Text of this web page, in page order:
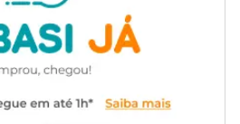
glúten de trigo, fígado de frango,
separada de frango,
fosfato bicálcico, carbonato de
niacina, biotina, ácido fólico,